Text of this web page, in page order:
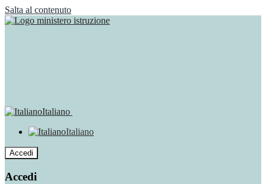
Salta al contenuto
Italiano
Italiano
Accedi
Accedi